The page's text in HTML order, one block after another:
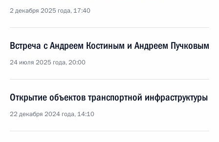
2 декабря 2025 года, 17:40
Встреча с Андреем Костиным и Андреем Пучковым
24 июля 2025 года, 20:00
Открытие объектов транспортной инфраструктуры
22 декабря 2024 года, 14:10